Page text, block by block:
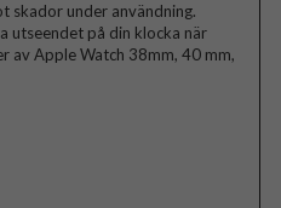
skador under användning.
utseendet på din klocka när
av Apple Watch 38mm, 40 mm,